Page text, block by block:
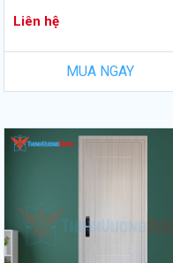
Liên hệ
MUA NGAY